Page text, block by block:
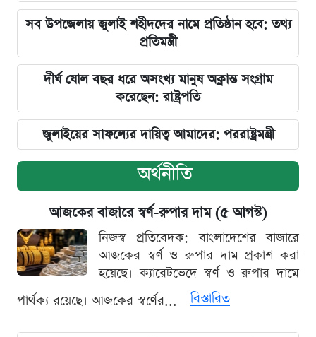
সব উপজেলায় জুলাই শহীদদের নামে প্রতিষ্ঠান হবে: তথ্য
প্রতিমন্ত্রী
দীর্ঘ ষোল বছর ধরে অসংখ্য মানুষ অক্লান্ত সংগ্রাম
করেছেন: রাষ্ট্রপতি
জুলাইয়ের সাফল্যের দায়িত্ব আমাদের: পররাষ্ট্রমন্ত্রী
অর্থনীতি
আজকের বাজারে স্বর্ণ-রুপার দাম (৫ আগস্ট)
নিজস্ব প্রতিবেদক: বাংলাদেশের বাজারে
আজকের স্বর্ণ ও রুপার দাম প্রকাশ করা
হয়েছে। ক্যারেটভেদে স্বর্ণ ও রুপার দামে
পার্থক্য রয়েছে। আজকের স্বর্ণের...
বিস্তারিত